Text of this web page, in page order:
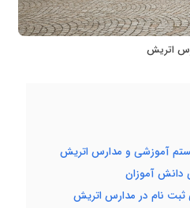
اتریش
آموزشی و مدارس اتریش
دانش آموزان
ثبت نام در مدارس اتریش